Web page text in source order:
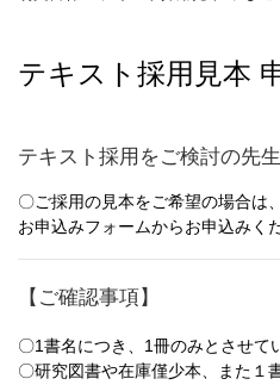
テキスト採用見本
テキスト採用をご検討の先
〇ご採用の見本をご希望の場合は
お申込みフォームからお申込みく
【ご確認事項】
〇1書名につき、1冊のみとさせて
〇研究図書や在庫僅少本、また１